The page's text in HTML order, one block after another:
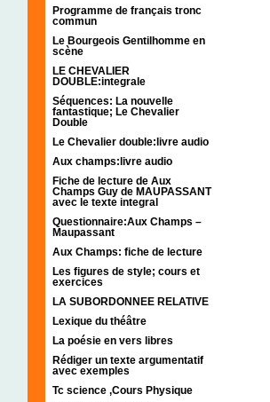
Programme de français tronc
commun
Le Bourgeois Gentilhomme en
scène
LE CHEVALIER
DOUBLE:integrale
Séquences: La nouvelle
fantastique; Le Chevalier
Double
Le Chevalier double:livre audio
Aux champs:livre audio
Fiche de lecture de Aux
Champs Guy de MAUPASSANT
avec le texte integral
Questionnaire:Aux Champs –
Maupassant
Aux Champs: fiche de lecture
Les figures de style; cours et
exercices
LA SUBORDONNEE RELATIVE
Lexique du théâtre
La poésie en vers libres
Rédiger un texte argumentatif
avec exemples
Tc science ,Cours Physique